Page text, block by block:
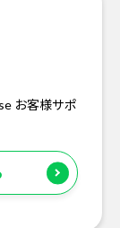
お客様サポ